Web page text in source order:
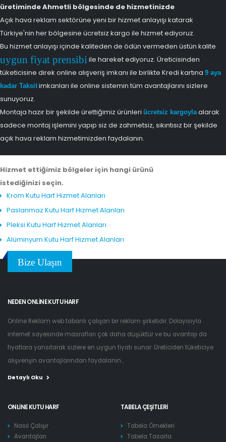
üretiminde Ahmetli bölgesinde de hizmetinizde
Açık hava reklam sektörüne yeni bir hizmet anlayışı katarak
Türkiye'nin her bölgesine ücretsiz kargo ile hizmet ediyoruz.
Bu hizmet anlayışı içinde kaliteden de ödün vermeden üstün kalite
uygun fiyat prensibi ile hareket ediyoruz. Üreticisinden
tüketicisine direk online alışveriş imkanı ile birlikte Kredi kartına 9 aya
kadar Taksitimkanları ile online sistemin tüm avantajlarını sizlere
sunuyoruz.
Montaja hazır bir şekilde ürettiğimiz ürünleri ücretsiz kargoylaalarak
sadece montaj işlemini yapıp siz de zahmetsiz, sıkıntısız bir şekilde
açık hava reklam hizmetimizden faydalanın.
Hizmet ettiğimiz bölgeler için hangi ürünü
istediğinizi seçin.
Krom Kutu Harf Hizmet Alanları
Paslanmaz Kutu Harf Hizmet Alanları
Pleksi Kutu Harf Hizmet Alanları
Alüminyum Kutu Harf Hizmet Alanları
Bize Ulaşın
NEDEN ONLINE KUTU HARF
Online Reklam web tabanlı çalışan bir reklam şirketidir. Dolayısıyla
internet sayesinde masrafları çok daha düşüktür ve bu avantajı da
fiyatlara yansıtarak sizlere en uygun fiyatı sunar. Üreticiden tüketiciye
alışverişin avantajlarından faydalanın...
Detaylı Oku
ONLINE KUTU HARF
Nasıl Çalışır
Avantajları
TABELA ÇEŞITLERI
Tabela Örnekleri
Tabela Tasarla